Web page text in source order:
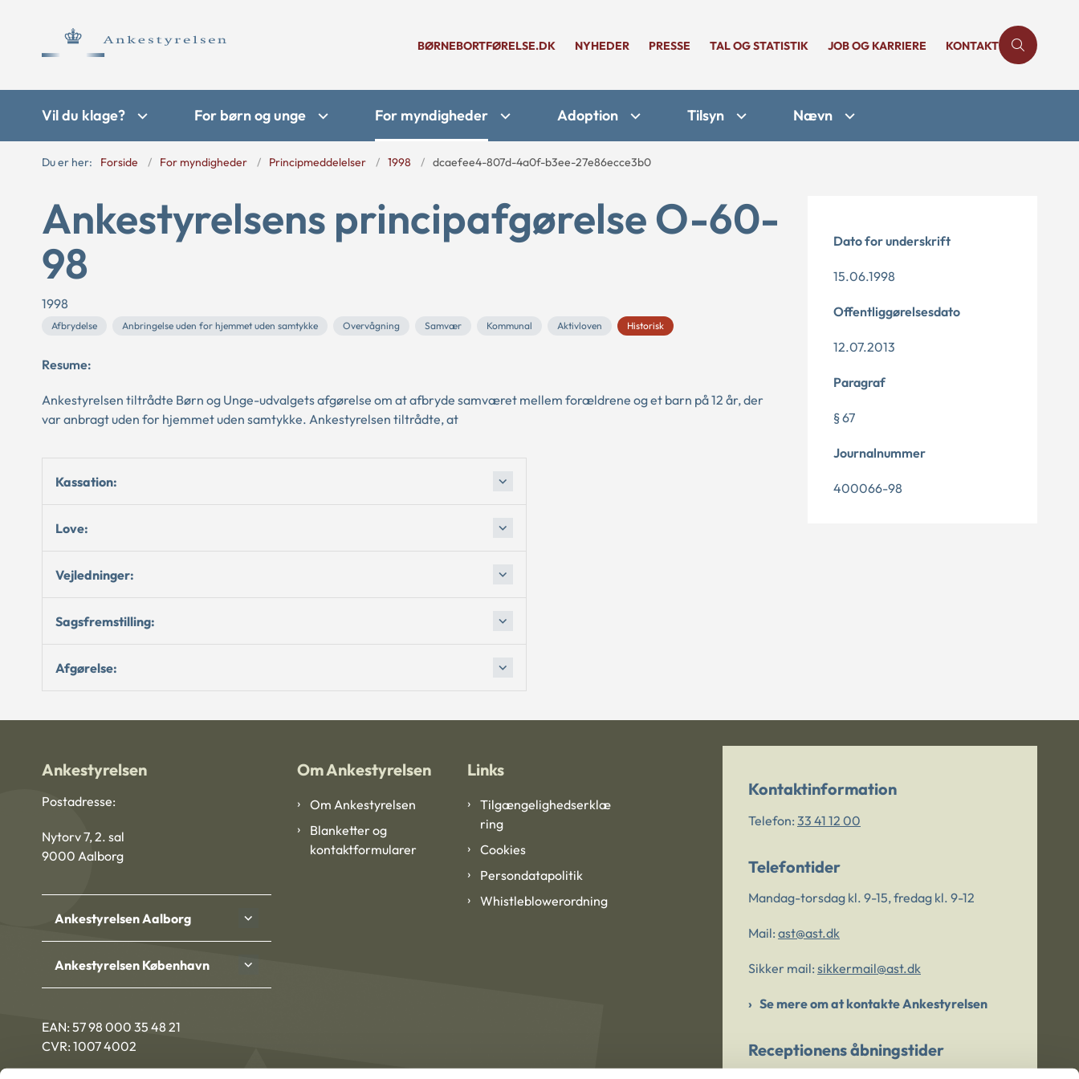
BØRNEBORTFØRELSE.DK NYHEDER PRESSE TAL OG STATISTIK JOB OG KARRIERE KONTAKT
Vil du klage? For børn og unge For myndigheder Adoption Tilsyn Nævn
Du er her: Forside For myndigheder Principmeddelelser 1998 dcaefee4-807d-4a0f-b3ee-27e86ecce3b0
Ankestyrelsens principafgørelse O-60-
98
1998
Afbrydelse Anbringelse uden for hjemmet uden samtykke Overvågning Samvær Kommunal Aktivloven Historisk
Resume:
Ankestyrelsen tiltrådte Børn og Unge-udvalgets afgørelse om at afbryde samværet mellem forældrene og et barn på 12 år, der
var anbragt uden for hjemmet uden samtykke. Ankestyrelsen tiltrådte, at
Kassation:
Love:
Vejledninger:
Sagsfremstilling:
Afgørelse:
Dato for underskrift
15.06.1998
Offentliggørelsesdato
12.07.2013
Paragraf
§ 67
Journalnummer
400066-98
Ankestyrelsen
Postadresse:
Nytorv 7, 2. sal
9000 Aalborg
Ankestyrelsen Aalborg
Ankestyrelsen København
EAN: 57 98 000 35 48 21
CVR: 1007 4002
Om Ankestyrelsen
Om Ankestyrelsen
Blanketter og
kontaktformularer
Links
Tilgængelighedserklæ
ring
Cookies
Persondatapolitik
Whistleblowerordning
Kontaktinformation
Telefon: 33 41 12 00
Telefontider
Mandag-torsdag kl. 9-15, fredag kl. 9-12
Mail: ast@ast.dk
Sikker mail: sikkermail@ast.dk
Se mere om at kontakte Ankestyrelsen
Receptionens åbningstider